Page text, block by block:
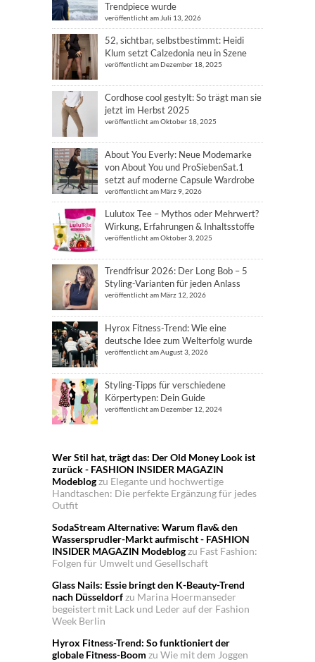
Trendpiece wurde
veröffentlicht am Juli 13, 2026
52, sichtbar, selbstbestimmt: Heidi
Klum setzt Calzedonia neu in Szene
veröffentlicht am Dezember 18, 2025
Cordhose cool gestylt: So trägt man sie
jetzt im Herbst 2025
veröffentlicht am Oktober 18, 2025
About You Everly: Neue Modemarke
von About You und ProSiebenSat.1
setzt auf moderne Capsule Wardrobe
veröffentlicht am März 9, 2026
Lulutox Tee – Mythos oder Mehrwert?
Wirkung, Erfahrungen & Inhaltsstoffe
veröffentlicht am Oktober 3, 2025
Trendfrisur 2026: Der Long Bob – 5
Styling-Varianten für jeden Anlass
veröffentlicht am März 12, 2026
Hyrox Fitness-Trend: Wie eine
deutsche Idee zum Welterfolg wurde
veröffentlicht am August 3, 2026
Styling-Tipps für verschiedene
Körpertypen: Dein Guide
veröffentlicht am Dezember 12, 2024
Wer Stil hat, trägt das: Der Old Money Look ist
zurück - FASHION INSIDER MAGAZIN
Modeblogzu Elegante und hochwertige
Handtaschen: Die perfekte Ergänzung für jedes
Outfit
SodaStream Alternative: Warum flav& den
Wassersprudler-Markt aufmischt - FASHION
INSIDER MAGAZIN Modeblogzu Fast Fashion:
Folgen für Umwelt und Gesellschaft
Glass Nails: Essie bringt den K-Beauty-Trend
nach Düsseldorfzu Marina Hoermanseder
begeistert mit Lack und Leder auf der Fashion
Week Berlin
Hyrox Fitness-Trend: So funktioniert der
globale Fitness-Boom zu Wie mit dem Joggen